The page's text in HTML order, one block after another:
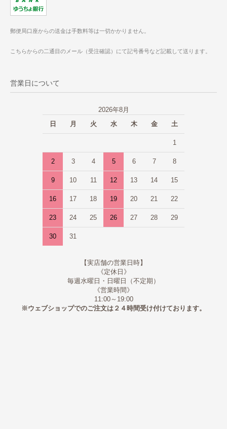
郵便局口座からの送金は手数料等は一切かかりません。
こちらからの二通目のメール（受注確認）にて記号番号など記載して送ります。
営業日について
2026年8月
日
月 火 水 木 金 土
1
2 3 4 5 6 7 8
9 10 11 12 13 14 15
16 17 18 19 20 21 22
23 24 25 26 27 28 29
30 31
【実店舗の営業日時】
《定休日》
毎週水曜日・日曜日（不定期）
《営業時間》
11:00～19:00
※ウェブショップでのご注文は２４時間受け付けております。